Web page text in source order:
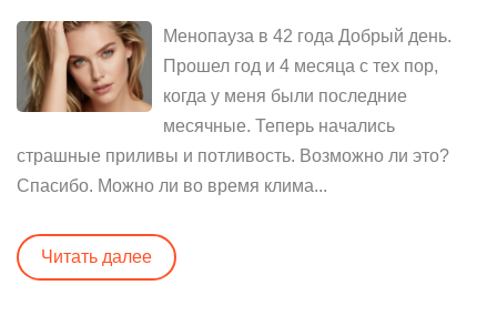
Менопауза в 42 года Добрый день.
Прошел год и 4 месяца с тех пор,
когда у меня были последние
месячные. Теперь начались
страшные приливы и потливость. Возможно ли это?
Спасибо. Можно ли во время клима...
Читать далее